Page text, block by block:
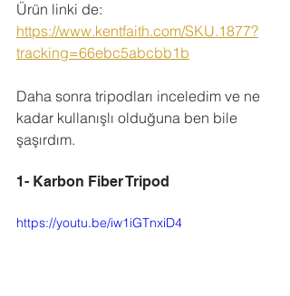
Ürün linki de:
https://www.kentfaith.com/SKU.1877?
tracking=66ebc5abcbb1b
Daha sonra tripodları inceledim ve ne
kadar kullanışlı olduğuna ben bile
şaşırdım.
1- Karbon Fiber Tripod
https://youtu.be/iw1iGTnxiD4